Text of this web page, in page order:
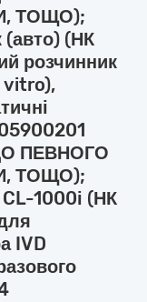
ТОЩО);
(НК
розчинник
vitro),
ПЕВНОГО
ТОЩО);
1000і (НК
IVD